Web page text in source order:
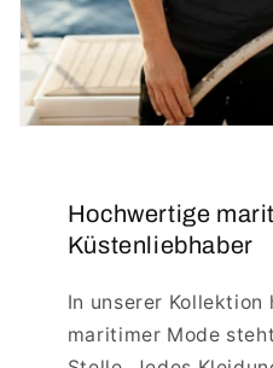
Hochwertige
Küstenliebhaber
In unserer
maritimer Mode